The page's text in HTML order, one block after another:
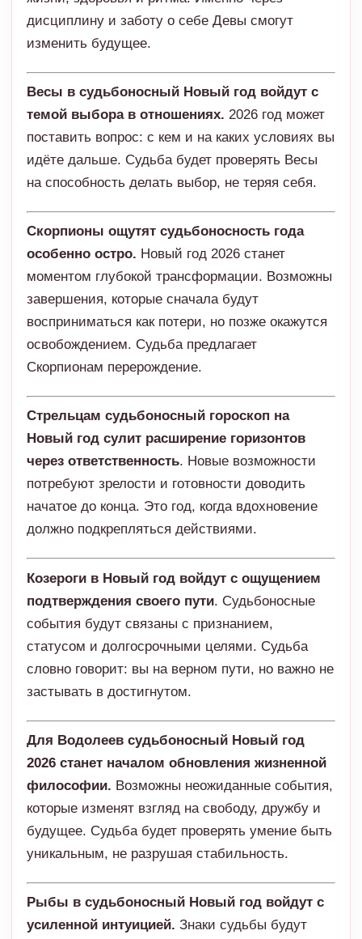
дисциплину и заботу о себе Девы смогут
изменить будущее.
Весы в судьбоносный Новый год войдут с
темой выбора в отношениях. 2026 год может
поставить вопрос: с кем и на каких условиях вы
идёте дальше. Судьба будет проверять Весы
на способность делать выбор, не теряя себя.
Скорпионы ощутят судьбоносность года
особенно остро. Новый год 2026 станет
моментом глубокой трансформации. Возможны
завершения, которые сначала будут
восприниматься как потери, но позже окажутся
освобождением. Судьба предлагает
Скорпионам перерождение.
Стрельцам судьбоносный гороскоп на
Новый год сулит расширение горизонтов
через ответственность. Новые возможности
потребуют зрелости и готовности доводить
начатое до конца. Это год, когда вдохновение
должно подкрепляться действиями.
Козероги в Новый год войдут с ощущением
подтверждения своего пути . Судьбоносные
события будут связаны с признанием,
статусом и долгосрочными целями. Судьба
словно говорит: вы на верном пути, но важно не
застывать в достигнутом.
Для Водолеев судьбоносный Новый год
2026 станет началом обновления жизненной
философии. Возможны неожиданные события,
которые изменят взгляд на свободу, дружбу и
будущее. Судьба будет проверять умение быть
уникальным, не разрушая стабильность.
Рыбы в судьбоносный Новый год войдут с
усиленной интуицией. Знаки судьбы будут